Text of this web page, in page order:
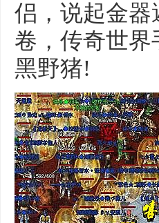
侣，说起金
卷，传奇世
黑野猪!